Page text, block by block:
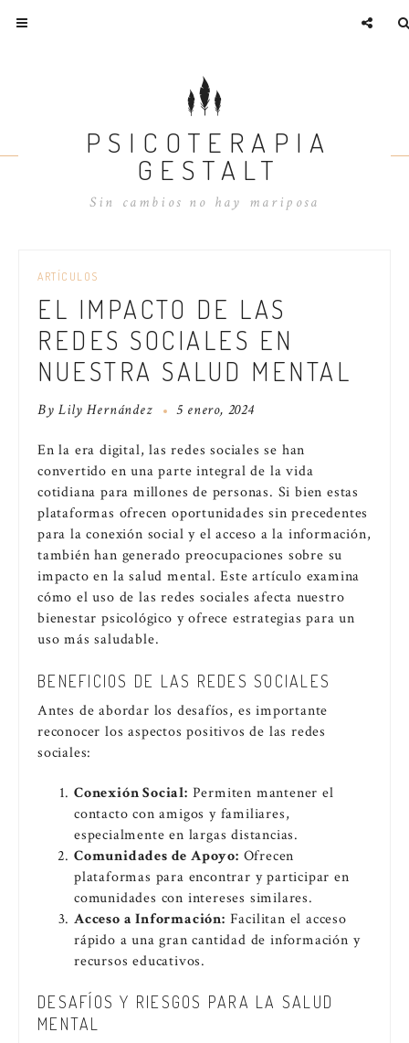
PSICOTERAPIA
GESTALT
Sin cambios no hay mariposa
ARTÍCULOS
EL IMPACTO DE LAS
REDES SOCIALES EN
NUESTRA SALUD MENTAL
ByLily Hernández 5 enero, 2024
En la era digital, las redes sociales se han
convertido en una parte integral de la vida
cotidiana para millones de personas. Si bien estas
plataformas ofrecen oportunidades sin precedentes
para la conexión social y el acceso a la información,
también han generado preocupaciones sobre su
impacto en la salud mental. Este artículo examina
cómo el uso de las redes sociales afecta nuestro
bienestar psicológico y ofrece estrategias para un
uso más saludable.
BENEFICIOS DE LAS REDES SOCIALES
Antes de abordar los desafíos, es importante
reconocer los aspectos positivos de las redes
sociales:
Conexión Social: Permiten mantener el
contacto con amigos y familiares,
especialmente en largas distancias.
Comunidades de Apoyo: Ofrecen
plataformas para encontrar y participar en
comunidades con intereses similares.
Acceso a Información: Facilitan el acceso
rápido a una gran cantidad de información y
recursos educativos.
DESAFÍOS Y RIESGOS PARA LA SALUD
MENTAL